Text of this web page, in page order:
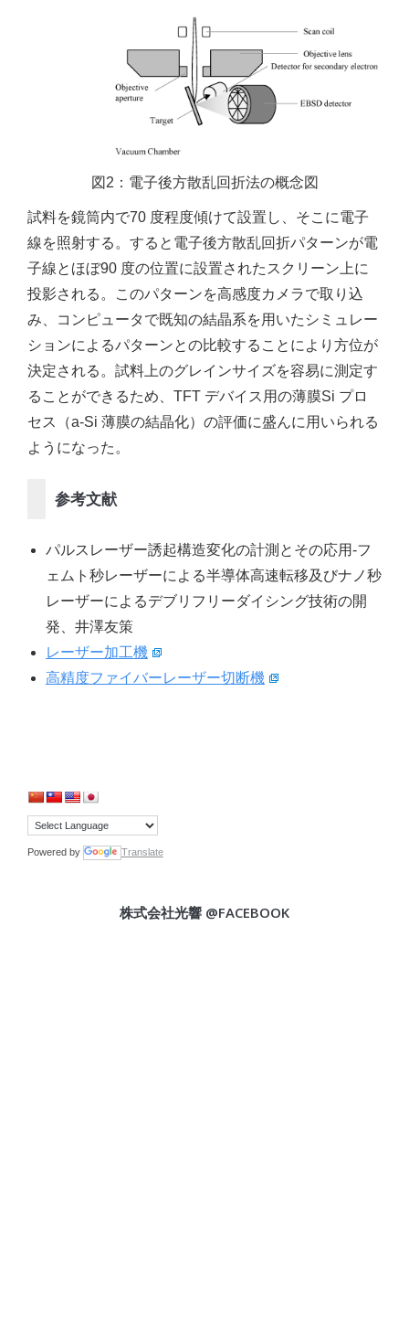
図2：電子後方散乱回折法の概念図
試料を鏡筒内で70 度程度傾けて設置し、そこに電子
線を照射する。すると電子後方散乱回折パターンが電
子線とほぼ90 度の位置に設置されたスクリーン上に
投影される。このパターンを高感度カメラで取り込
み、コンピュータで既知の結晶系を用いたシミュレー
ションによるパターンとの比較することにより方位が
決定される。試料上のグレインサイズを容易に測定す
ることができるため、TFT デバイス用の薄膜Si プロ
セス（a-Si 薄膜の結晶化）の評価に盛んに用いられる
ようになった。
参考文献
パルスレーザー誘起構造変化の計測とその応用-フ
ェムト秒レーザーによる半導体高速転移及びナノ秒
レーザーによるデブリフリーダイシング技術の開
発、井澤友策
レーザー加工機
高精度ファイバーレーザー切断機
Powered by Translate
株式会社光響 @FACEBOOK